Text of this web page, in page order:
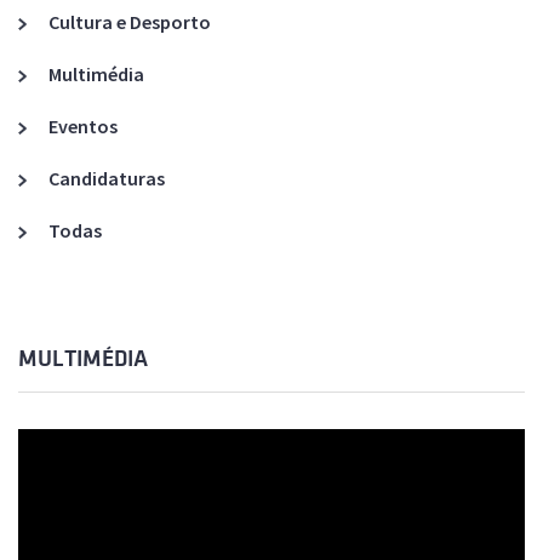
Cultura e Desporto
Multimédia
Eventos
Candidaturas
Todas
MULTIMÉDIA